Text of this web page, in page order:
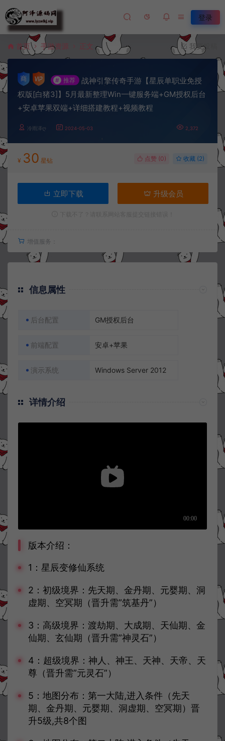
登录
首页 手游资源 正文 我要投稿
# 推荐
战神引擎传奇手游【星辰单职业免授
权版[白猪3]】5月最新整理Win一键服务端+GM授权后台
+安卓苹果双端+详细搭建教程+视频教程
冷雨泽ღ 2024-05-03 2,372
¥ 30 星钻 点赞 (0) 收藏 (2)
立即下载 升级会员
增值服务：
信息属性
后台配置 GM授权后台
前端配置 安卓+苹果
演示系统 Windows Server 2012
详情介绍
版本介绍：
1：星辰变修仙系统
2：初级境界：先天期、金丹期、元婴期、洞
虚期、空冥期（晋升需”筑基丹”）
3：高级境界：渡劫期、大成期、天仙期、金
仙期、玄仙期（晋升需”神灵石”）
4：超级境界：神人、神王、天神、天帝、天
尊（晋升需”元灵石”）
5：地图分布：第一大陆,进入条件（先天
期、金丹期、元婴期、洞虚期、空冥期）晋
升5级,共8个图